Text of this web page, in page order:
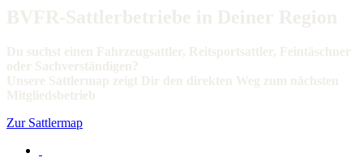
BVFR-Sattlerbetriebe in Deiner Region
Du suchst einen Fahrzeugsattler, Reitsportsattler, Feintäschner
oder Sachverständigen?
Unsere Sattlermap zeigt Dir den direkten Weg zum nächsten
Mitgliedsbetrieb
Zur Sattlermap